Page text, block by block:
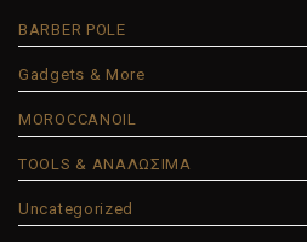
BARBER POLE
Gadgets & More
MOROCCANOIL
TOOLS & ΑΝΑΛΩΣΙΜΑ
Uncategorized